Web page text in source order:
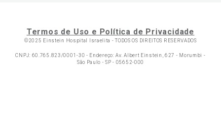
Termos de Uso e Política de Privacidade
©2025 Einstein Hospital Israelita -TODOS OS DIREITOS RESERVADOS
CNPJ: 60.765.823/0001-30 - Endereço: Av. Albert Einstein, 627 - Morumbi -
São Paulo - SP - 05652-000